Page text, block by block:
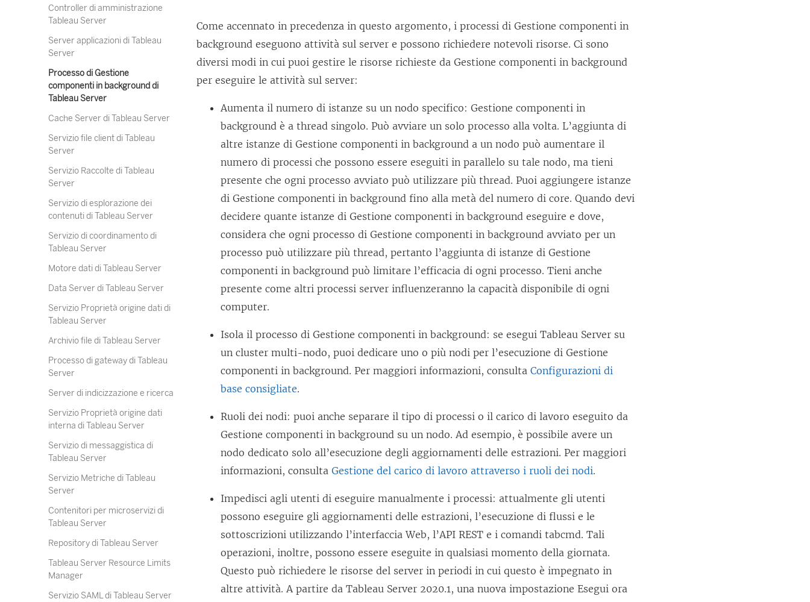
Controller di amministrazione
Tableau Server
Server applicazioni di Tableau
Server
Processo di Gestione
componenti in background di
Tableau Server
Cache Server di Tableau Server
Servizio file client di Tableau
Server
Servizio Raccolte di Tableau
Server
Servizio di esplorazione dei
contenuti di Tableau Server
Servizio di coordinamento di
Tableau Server
Motore dati di Tableau Server
Data Server di Tableau Server
Servizio Proprietà origine dati di
Tableau Server
Archivio file di Tableau Server
Processo di gateway di Tableau
Server
Server di indicizzazione e ricerca
Servizio Proprietà origine dati
interna di Tableau Server
Servizio di messaggistica di
Tableau Server
Servizio Metriche di Tableau
Server
Contenitori per microservizi di
Tableau Server
Repository di Tableau Server
Tableau Server Resource Limits
Manager
Servizio SAML di Tableau Server
Come accennato in precedenza in questo argomento, i processi di Gestione componenti in
background eseguono attività sul server e possono richiedere notevoli risorse. Ci sono
diversi modi in cui puoi gestire le risorse richieste da Gestione componenti in background
per eseguire le attività sul server:
Aumenta il numero di istanze su un nodo specifico: Gestione componenti in
background è a thread singolo. Può avviare un solo processo alla volta. L’aggiunta di
altre istanze di Gestione componenti in background a un nodo può aumentare il
numero di processi che possono essere eseguiti in parallelo su tale nodo, ma tieni
presente che ogni processo avviato può utilizzare più thread. Puoi aggiungere istanze
di Gestione componenti in background fino alla metà del numero di core. Quando devi
decidere quante istanze di Gestione componenti in background eseguire e dove,
considera che ogni processo di Gestione componenti in background avviato per un
processo può utilizzare più thread, pertanto l’aggiunta di istanze di Gestione
componenti in background può limitare l’efficacia di ogni processo. Tieni anche
presente come altri processi server influenzeranno la capacità disponibile di ogni
computer.
Isola il processo di Gestione componenti in background: se esegui Tableau Server su
un cluster multi-nodo, puoi dedicare uno o più nodi per l’esecuzione di Gestione
componenti in background. Per maggiori informazioni, consultaConfigurazioni di
base consigliate.
Ruoli dei nodi: puoi anche separare il tipo di processi o il carico di lavoro eseguito da
Gestione componenti in background su un nodo. Ad esempio, è possibile avere un
nodo dedicato solo all’esecuzione degli aggiornamenti delle estrazioni. Per maggiori
informazioni, consultaGestione del carico di lavoro attraverso i ruoli dei nodi.
Impedisci agli utenti di eseguire manualmente i processi: attualmente gli utenti
possono eseguire gli aggiornamenti delle estrazioni, l’esecuzione di flussi e le
sottoscrizioni utilizzando l’interfaccia Web, l’API REST e i comandi tabcmd. Tali
operazioni, inoltre, possono essere eseguite in qualsiasi momento della giornata.
Questo può richiedere le risorse del server in periodi in cui questo è impegnato in
altre attività. A partire da Tableau Server 2020.1, una nuova impostazione Esegui ora